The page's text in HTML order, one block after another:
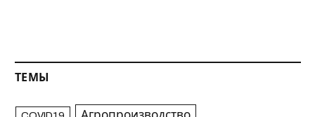
ТЕМЫ